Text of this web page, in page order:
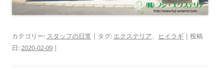
カテゴリー: スタッフの日常 | タグ: エクステリア、 ヒイラギ | 投稿
日:2020-02-09 |